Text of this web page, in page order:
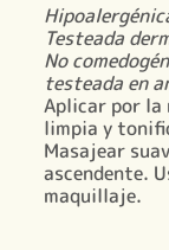
Testeada
No
testeada en
Aplicar por la
limpia y
Masajear
ascendente.
maquillaje.